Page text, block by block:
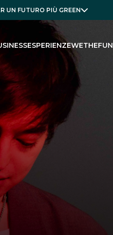
UN FUTURO PIÙ GREEN
ESPERIENZEWETHEFUN